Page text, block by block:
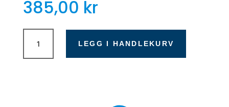
385,00 kr
Tetra
Tabimin
Tablets
LEGG I HANDLEKURV